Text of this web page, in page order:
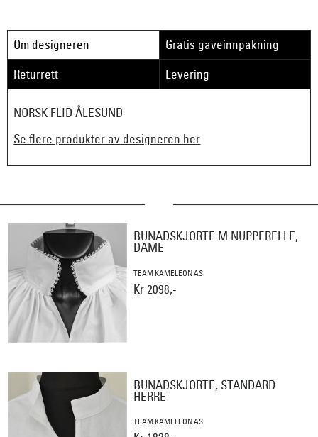
Om designeren
Gratis gaveinnpakning
Returrett
Levering
NORSK FLID ÅLESUND
Se flere produkter av designeren her
BUNADSKJORTE M NUPPERELLE,
DAME
TEAM KAMELEON AS
Kr 2098,-
BUNADSKJORTE, STANDARD
HERRE
TEAM KAMELEON AS